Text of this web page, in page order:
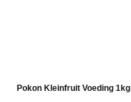
Pokon Kleinfruit Voeding 1kg